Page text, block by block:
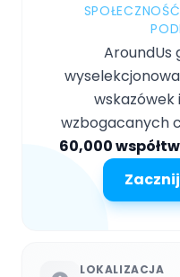
AroundUs
wskazówek
wzbogacanych
60,000
LOKALIZACJA